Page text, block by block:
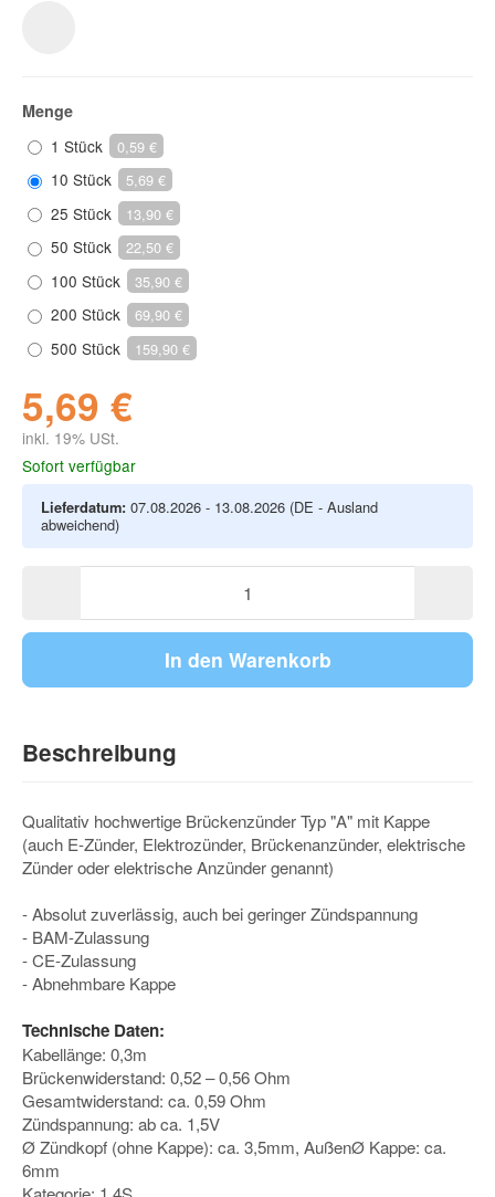
Menge
1 Stück
0,59 €
10 Stück 5,69 €
25 Stück 13,90 €
50 Stück 22,50 €
100 Stück 35,90 €
200 Stück 69,90 €
500 Stück 159,90 €
5,69 €
inkl. 19% USt.
Sofort verfügbar
Lieferdatum: 07.08.2026 - 13.08.2026 (DE - Ausland
abweichend)
In den Warenkorb
Beschreibung
Qualitativ hochwertige Brückenzünder Typ "A" mit Kappe
(auch E-Zünder, Elektrozünder, Brückenanzünder, elektrische
Zünder oder elektrische Anzünder genannt)
- Absolut zuverlässig, auch bei geringer Zündspannung
- BAM-Zulassung
- CE-Zulassung
- Abnehmbare Kappe
Technische Daten:
Kabellänge: 0,3m
Brückenwiderstand: 0,52 – 0,56 Ohm
Gesamtwiderstand: ca. 0,59 Ohm
Zündspannung: ab ca. 1,5V
Ø Zündkopf (ohne Kappe): ca. 3,5mm, AußenØ Kappe: ca.
6mm